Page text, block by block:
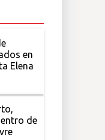
en
Elena
de